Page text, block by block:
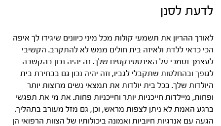
לדעת לסנן
לאורך ההריון את תשמעי קולות מכל מיני כיוונים שיגידו לך איפה
הכי כדאי ללדת ולאיזה בית חולים ממש לא להתקרב. הקשיבי
לעצמך וסמכי על האינסטינקטים שלך. זה יהיה נכון בהקשבה
לגופך ובהחלטות שתקבלי לגביו, וזה יהיה נכון גם בבחירת בית
היולדות שלך. בכל בית יולדות את תמצאי נשים מרוצות יותר
ופחות, מיילדות חייכניות יותר וחייכניות פחות. את מי את תפגשי
ברגע האמת לא ניתן לצפות מראש, וכן, גם מזל מעורב בתהליך.
הגעה עם אנרגיות חיוביות ואמונה ביכולותיו של הצוות הרפואי הן